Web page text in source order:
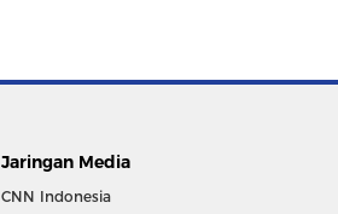
Jaringan Media
CNN Indonesia